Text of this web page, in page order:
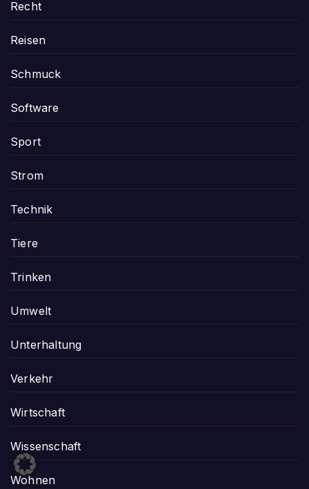
Recht
Reisen
Schmuck
Software
Sport
Strom
Technik
Tiere
Trinken
Umwelt
Unterhaltung
Verkehr
Wirtschaft
Wissenschaft
Wohnen